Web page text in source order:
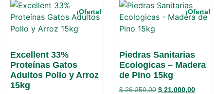
¡Oferta!
Excellent 33%
Proteínas Gatos
Adultos Pollo y Arroz
15kg
¡Oferta!
Piedras Sanitarias
Ecologicas – Madera
de Pino 15kg
$26.250,00 $ 21.000,00